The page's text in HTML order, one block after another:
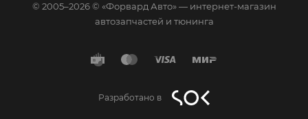
© 2005–2026 © «Форвард Авто» — интернет-магазин
автозапчастей и тюнинга
Разработано в